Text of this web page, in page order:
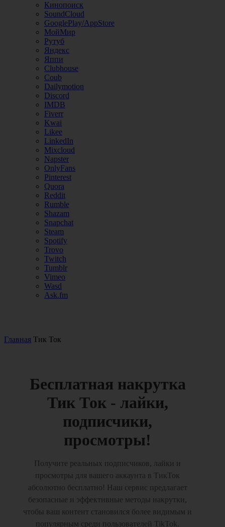
Кинопоиск
SoundCloud
GooglePlay/AppStore
МойМир
Рутуб
Яндекс
Яппи
Clubhouse
Coub
Dailymotion
Discord
IMDB
Fiverr
Kwai
Likee
LinkedIn
Mixcloud
Napster
OnlyFans
Pinterest
Quora
Reddit
Rumble
Shazam
Snapchat
Steam
Spotify
Trovo
Twitch
Tumblr
Vimeo
Wasd
Ask.fm
Главная Тик Ток
Бесплатная накрутка
Тик Ток - лайки,
подписчики,
просмотры!
Получите реальных подписчиков, лайки и
просмотры для вашего аккаунта в ТикТок
абсолютно бесплатно! Наш сервис предлагает
безопасные и эффективные методы накрутки,
чтобы ваш контент становился более видимым и
популярным среди пользователей TikTok.